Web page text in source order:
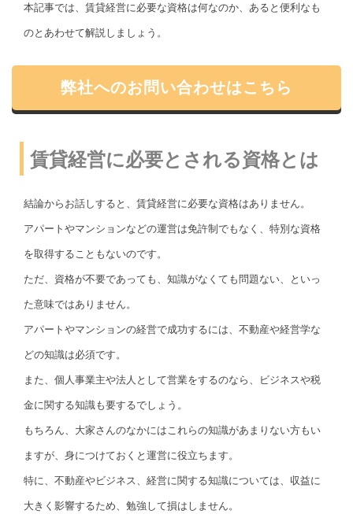
本記事では、賃貸経営に必要な資格は何なのか、あると便利なも
のとあわせて解説しましょう。
弊社へのお問い合わせはこちら
賃貸経営に必要とされる資格とは
結論からお話しすると、賃貸経営に必要な資格はありません。
アパートやマンションなどの運営は免許制でもなく、特別な資格
を取得することもないのです。
ただ、資格が不要であっても、知識がなくても問題ない、といっ
た意味ではありません。
アパートやマンションの経営で成功するには、不動産や経営学な
どの知識は必須です。
また、個人事業主や法人として営業をするのなら、ビジネスや税
金に関する知識も要するでしょう。
もちろん、大家さんのなかにはこれらの知識があまりない方もい
ますが、身につけておくと運営に役立ちます。
特に、不動産やビジネス、経営に関する知識については、収益に
大きく影響するため、勉強して損はしません。